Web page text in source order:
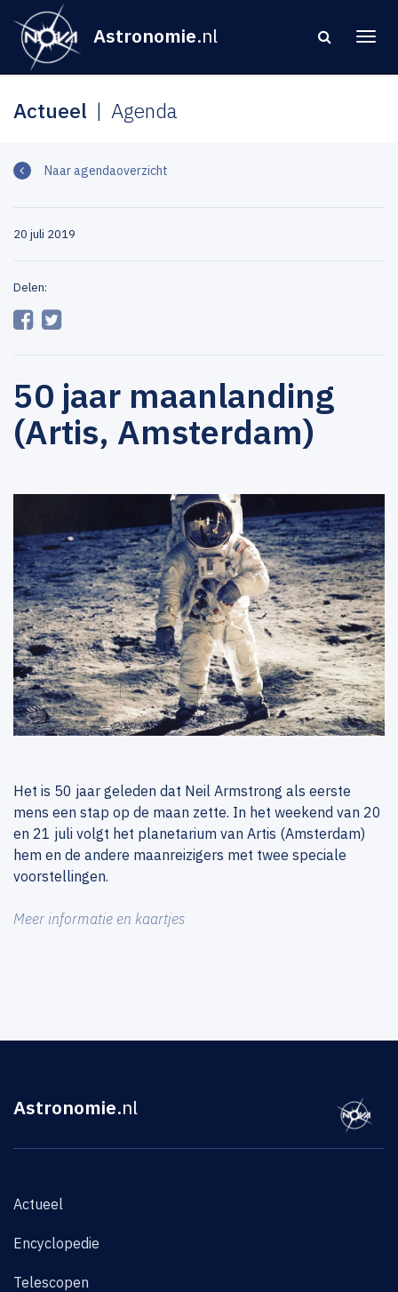
Astronomie.nl
Actueel Agenda
Naar agendaoverzicht
20 juli 2019
Delen:
50 jaar maanlanding
(Artis, Amsterdam)
Het is 50 jaar geleden dat Neil Armstrong als eerste
mens een stap op de maan zette. In het weekend van 20
en 21 juli volgt het planetarium van Artis (Amsterdam)
hem en de andere maanreizigers met twee speciale
voorstellingen.
Meer informatie en kaartjes
Astronomie.nl
Actueel
Encyclopedie
Telescopen